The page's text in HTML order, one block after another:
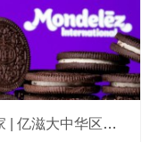
独家 | 亿滋大中华区市场与发展部“一号位”迎来新变动，曲向明将卸任